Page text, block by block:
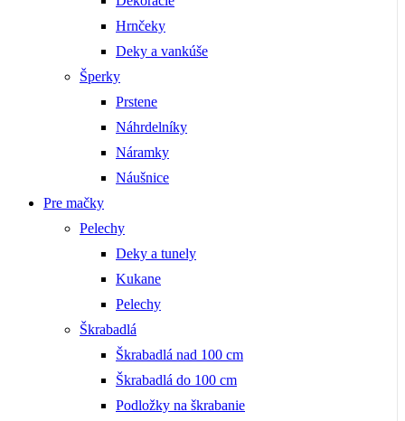
Hrnčeky
Deky a vankúše
Šperky
Prstene
Náhrdelníky
Náramky
Náušnice
Pre mačky
Pelechy
Deky a tunely
Kukane
Pelechy
Škrabadlá
Škrabadlá nad 100 cm
Škrabadlá do 100 cm
Podložky na škrabanie